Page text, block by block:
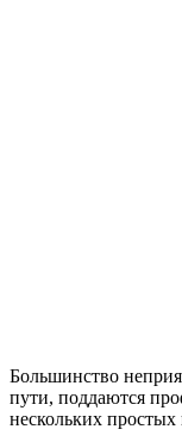
Большинство
пути, поддаются
нескольких